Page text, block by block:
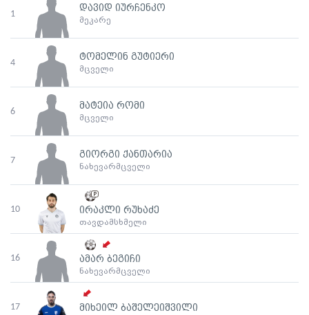
1
დავიდ იურჩენკო
მეკარე
4
ტომელინ გუტიერი
მცველი
6
მატეია რომი
მცველი
7
გიორგი ქანთარია
ნახევარმცველი
10 ირაკლი რუხაძე
თავდამსხმელი
16 ამარ ბეგიჩი
ნახევარმცველი
17 მიხეილ ბაშელეიშვილი